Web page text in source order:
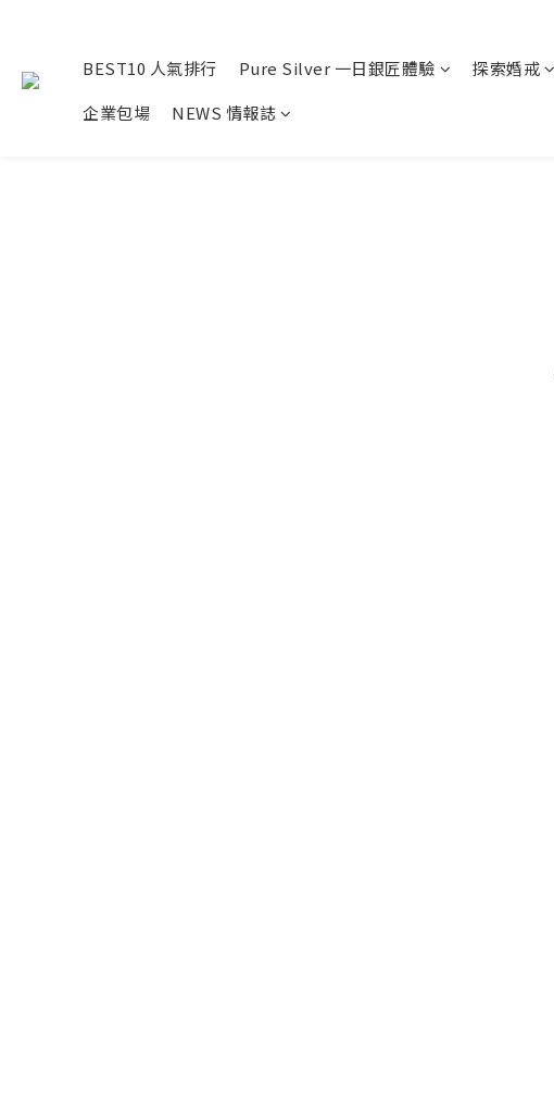
BEST10 人氣排行 Pure Silver 一日銀匠體驗 探索婚戒
企業包場
NEWS 情報誌